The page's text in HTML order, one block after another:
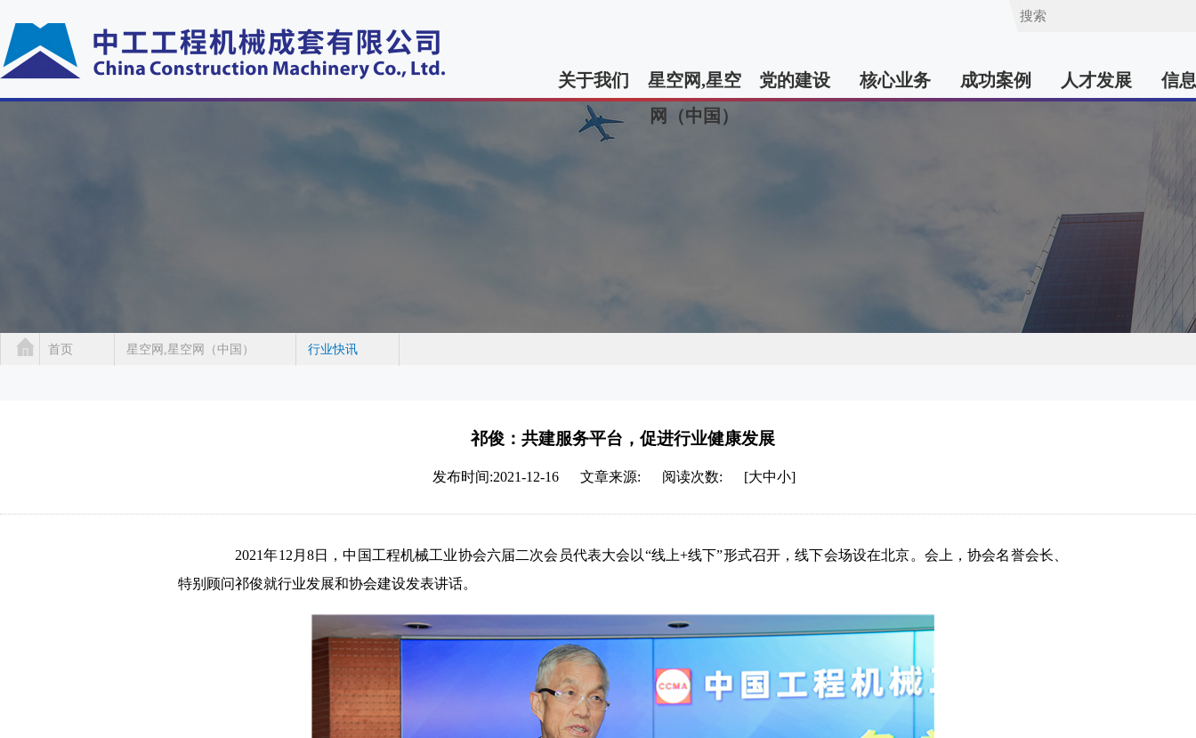
关于我们
星空网,星空
网（中国）
党的建设 核心业务 成功案例 人才发展 信
首页 星空网,星空网（中国） 行业快讯
祁俊：共建服务平台，促进行业健康发展
发布时间:2021-12-16 文章来源: 阅读次数: [大中小]
2021年12月8日，中国工程机械工业协会六届二次会员代表大会以“线上+线下”形式召开，线下会场设在北京。会上，协会名誉会长、
特别顾问祁俊就行业发展和协会建设发表讲话。